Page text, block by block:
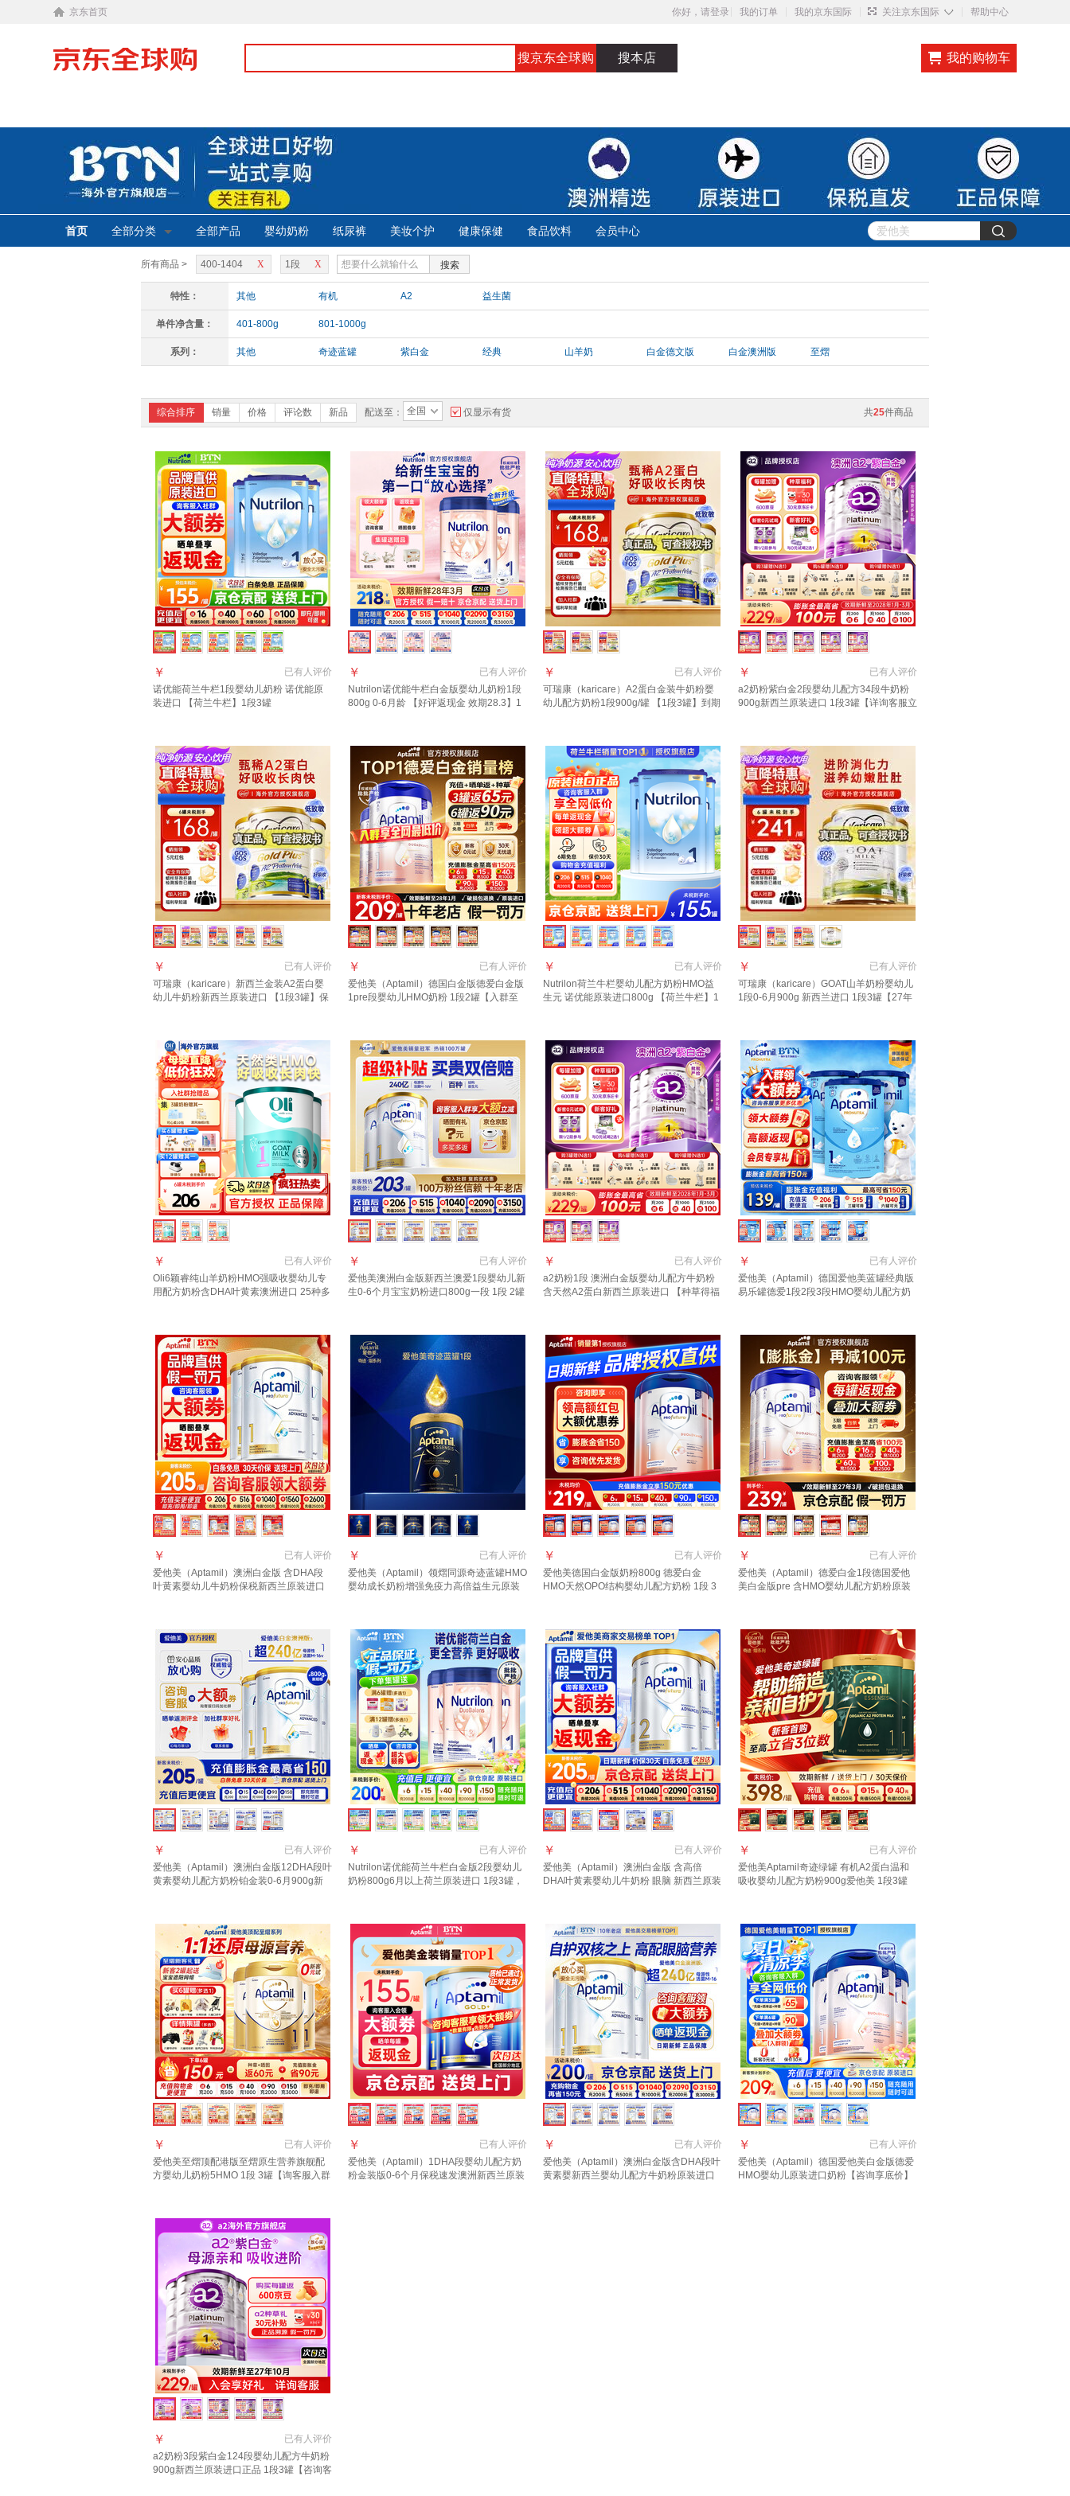
京东首页 你好，请登录 我的订单 我的京东国际 关注京东国际 ◇ 帮助中心
搜京东全球购 搜本店 我的购物车
首页 全部分类 全部产品 婴幼奶粉 纸尿裤 美妆个护 健康保健 食品饮料 会员中心
所有商品 > X
400-1404 X
1段 搜索
特性： 其他 有机 A2 益生菌
单件净含量： 401-800g 801-1000g
系列： 其他 奇迹蓝罐 紫白金 经典 山羊奶 白金德文版 白金澳洲版 至熠
共25件商品
综合排序 销量 价格 评论数 新品 配送至： 全国 仅显示有货
已有人评价
￥
诺优能荷兰牛栏1段婴幼儿奶粉 诺优能原
装进口 【荷兰牛栏】1段3罐
已有人评价
￥
Nutrilon诺优能牛栏白金版婴幼儿奶粉1段
800g 0-6月龄 【好评返现金 效期28.3】1
已有人评价
￥
可瑞康（karicare）A2蛋白金装牛奶粉婴
幼儿配方奶粉1段900g/罐 【1段3罐】到期
已有人评价
￥
a2奶粉紫白金2段婴幼儿配方34段牛奶粉
900g新西兰原装进口 1段3罐【详询客服立
已有人评价
￥
可瑞康（karicare）新西兰金装A2蛋白婴
幼儿牛奶粉新西兰原装进口 【1段3罐】保
已有人评价
￥
爱他美（Aptamil）德国白金版德爱白金版
1pre段婴幼儿HMO奶粉 1段2罐【入群至
已有人评价
￥
Nutrilon荷兰牛栏婴幼儿配方奶粉HMO益
生元 诺优能原装进口800g 【荷兰牛栏】1
已有人评价
￥
可瑞康（karicare）GOAT山羊奶粉婴幼儿
1段0-6月900g 新西兰进口 1段3罐【27年
已有人评价
￥
Oli6颖睿纯山羊奶粉HMO强吸收婴幼儿专
用配方奶粉含DHA叶黄素澳洲进口 25种多
已有人评价
￥
爱他美澳洲白金版新西兰澳爱1段婴幼儿新
生0-6个月宝宝奶粉进口800g一段 1段 2罐
已有人评价
￥
a2奶粉1段 澳洲白金版婴幼儿配方牛奶粉
含天然A2蛋白新西兰原装进口 【种草得福
已有人评价
￥
爱他美（Aptamil）德国爱他美蓝罐经典版
易乐罐德爱1段2段3段HMO婴幼儿配方奶
已有人评价
￥
爱他美（Aptamil）澳洲白金版 含DHA段
叶黄素婴幼儿牛奶粉保税新西兰原装进口
已有人评价
￥
爱他美（Aptamil）领熠同源奇迹蓝罐HMO
婴幼成长奶粉增强免疫力高倍益生元原装
已有人评价
￥
爱他美德国白金版奶粉800g 德爱白金
HMO天然OPO结构婴幼儿配方奶粉 1段 3
已有人评价
￥
爱他美（Aptamil）德爱白金1段德国爱他
美白金版pre 含HMO婴幼儿配方奶粉原装
已有人评价
￥
爱他美（Aptamil）澳洲白金版12DHA段叶
黄素婴幼儿配方奶粉铂金装0-6月900g新
已有人评价
￥
Nutrilon诺优能荷兰牛栏白金版2段婴幼儿
奶粉800g6月以上荷兰原装进口 1段3罐，
已有人评价
￥
爱他美（Aptamil）澳洲白金版 含高倍
DHA叶黄素婴幼儿牛奶粉 眼脑 新西兰原装
已有人评价
￥
爱他美Aptamil奇迹绿罐 有机A2蛋白温和
吸收婴幼儿配方奶粉900g爱他美 1段3罐
已有人评价
￥
爱他美至熠顶配港版至熠原生营养旗舰配
方婴幼儿奶粉5HMO 1段 3罐【询客服入群
已有人评价
￥
爱他美（Aptamil）1DHA段婴幼儿配方奶
粉金装版0-6个月保税速发澳洲新西兰原装
已有人评价
￥
爱他美（Aptamil）澳洲白金版含DHA段叶
黄素婴新西兰婴幼儿配方牛奶粉原装进口
已有人评价
￥
爱他美（Aptamil）德国爱他美白金版德爱
HMO婴幼儿原装进口奶粉【咨询享底价】
已有人评价
￥
a2奶粉3段紫白金124段婴幼儿配方牛奶粉
900g新西兰原装进口正品 1段3罐【咨询客